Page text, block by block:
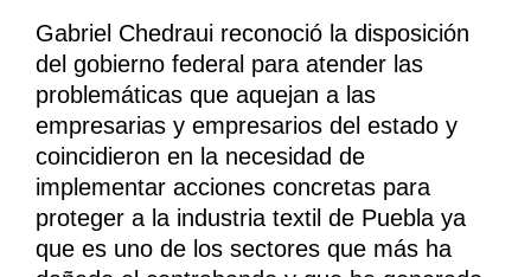
Gabriel Chedraui reconoció la disposición
del gobierno federal para atender las
problemáticas que aquejan a las
empresarias y empresarios del estado y
coincidieron en la necesidad de
implementar acciones concretas para
proteger a la industria textil de Puebla ya
que es uno de los sectores que más ha